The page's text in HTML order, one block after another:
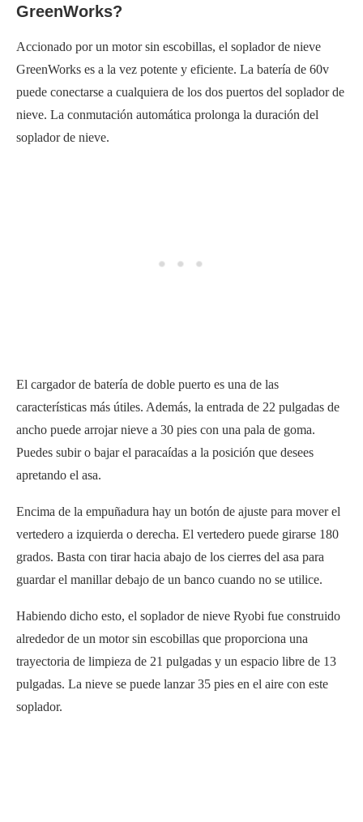
GreenWorks?
Accionado por un motor sin escobillas, el soplador de nieve
GreenWorks es a la vez potente y eficiente. La batería de 60v
puede conectarse a cualquiera de los dos puertos del soplador de
nieve. La conmutación automática prolonga la duración del
soplador de nieve.
El cargador de batería de doble puerto es una de las
características más útiles. Además, la entrada de 22 pulgadas de
ancho puede arrojar nieve a 30 pies con una pala de goma.
Puedes subir o bajar el paracaídas a la posición que desees
apretando el asa.
Encima de la empuñadura hay un botón de ajuste para mover el
vertedero a izquierda o derecha. El vertedero puede girarse 180
grados. Basta con tirar hacia abajo de los cierres del asa para
guardar el manillar debajo de un banco cuando no se utilice.
Habiendo dicho esto, el soplador de nieve Ryobi fue construido
alrededor de un motor sin escobillas que proporciona una
trayectoria de limpieza de 21 pulgadas y un espacio libre de 13
pulgadas. La nieve se puede lanzar 35 pies en el aire con este
soplador.